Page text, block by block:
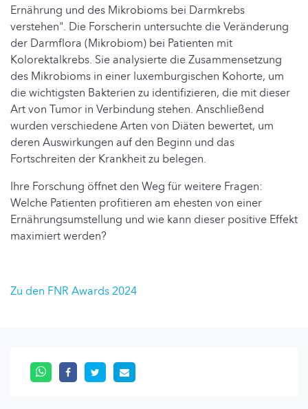
Ernährung und des Mikrobioms bei Darmkrebs
verstehen". Die Forscherin untersuchte die Veränderung
der Darmflora (Mikrobiom) bei Patienten mit
Kolorektalkrebs. Sie analysierte die Zusammensetzung
des Mikrobioms in einer luxemburgischen Kohorte, um
die wichtigsten Bakterien zu identifizieren, die mit dieser
Art von Tumor in Verbindung stehen. Anschließend
wurden verschiedene Arten von Diäten bewertet, um
deren Auswirkungen auf den Beginn und das
Fortschreiten der Krankheit zu belegen.
Ihre Forschung öffnet den Weg für weitere Fragen:
Welche Patienten profitieren am ehesten von einer
Ernährungsumstellung und wie kann dieser positive Effekt
maximiert werden?
Zu den FNR Awards 2024